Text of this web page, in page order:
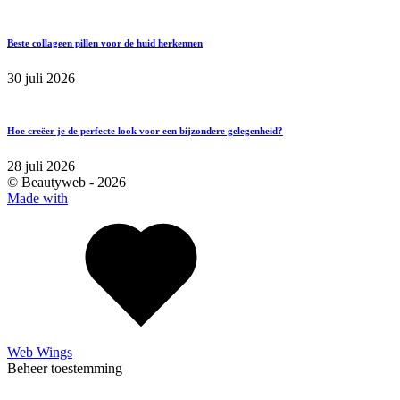
Beste collageen pillen voor de huid herkennen
30 juli 2026
Hoe creëer je de perfecte look voor een bijzondere gelegenheid?
28 juli 2026
© Beautyweb - 2026
Made with
Web Wings
Beheer toestemming